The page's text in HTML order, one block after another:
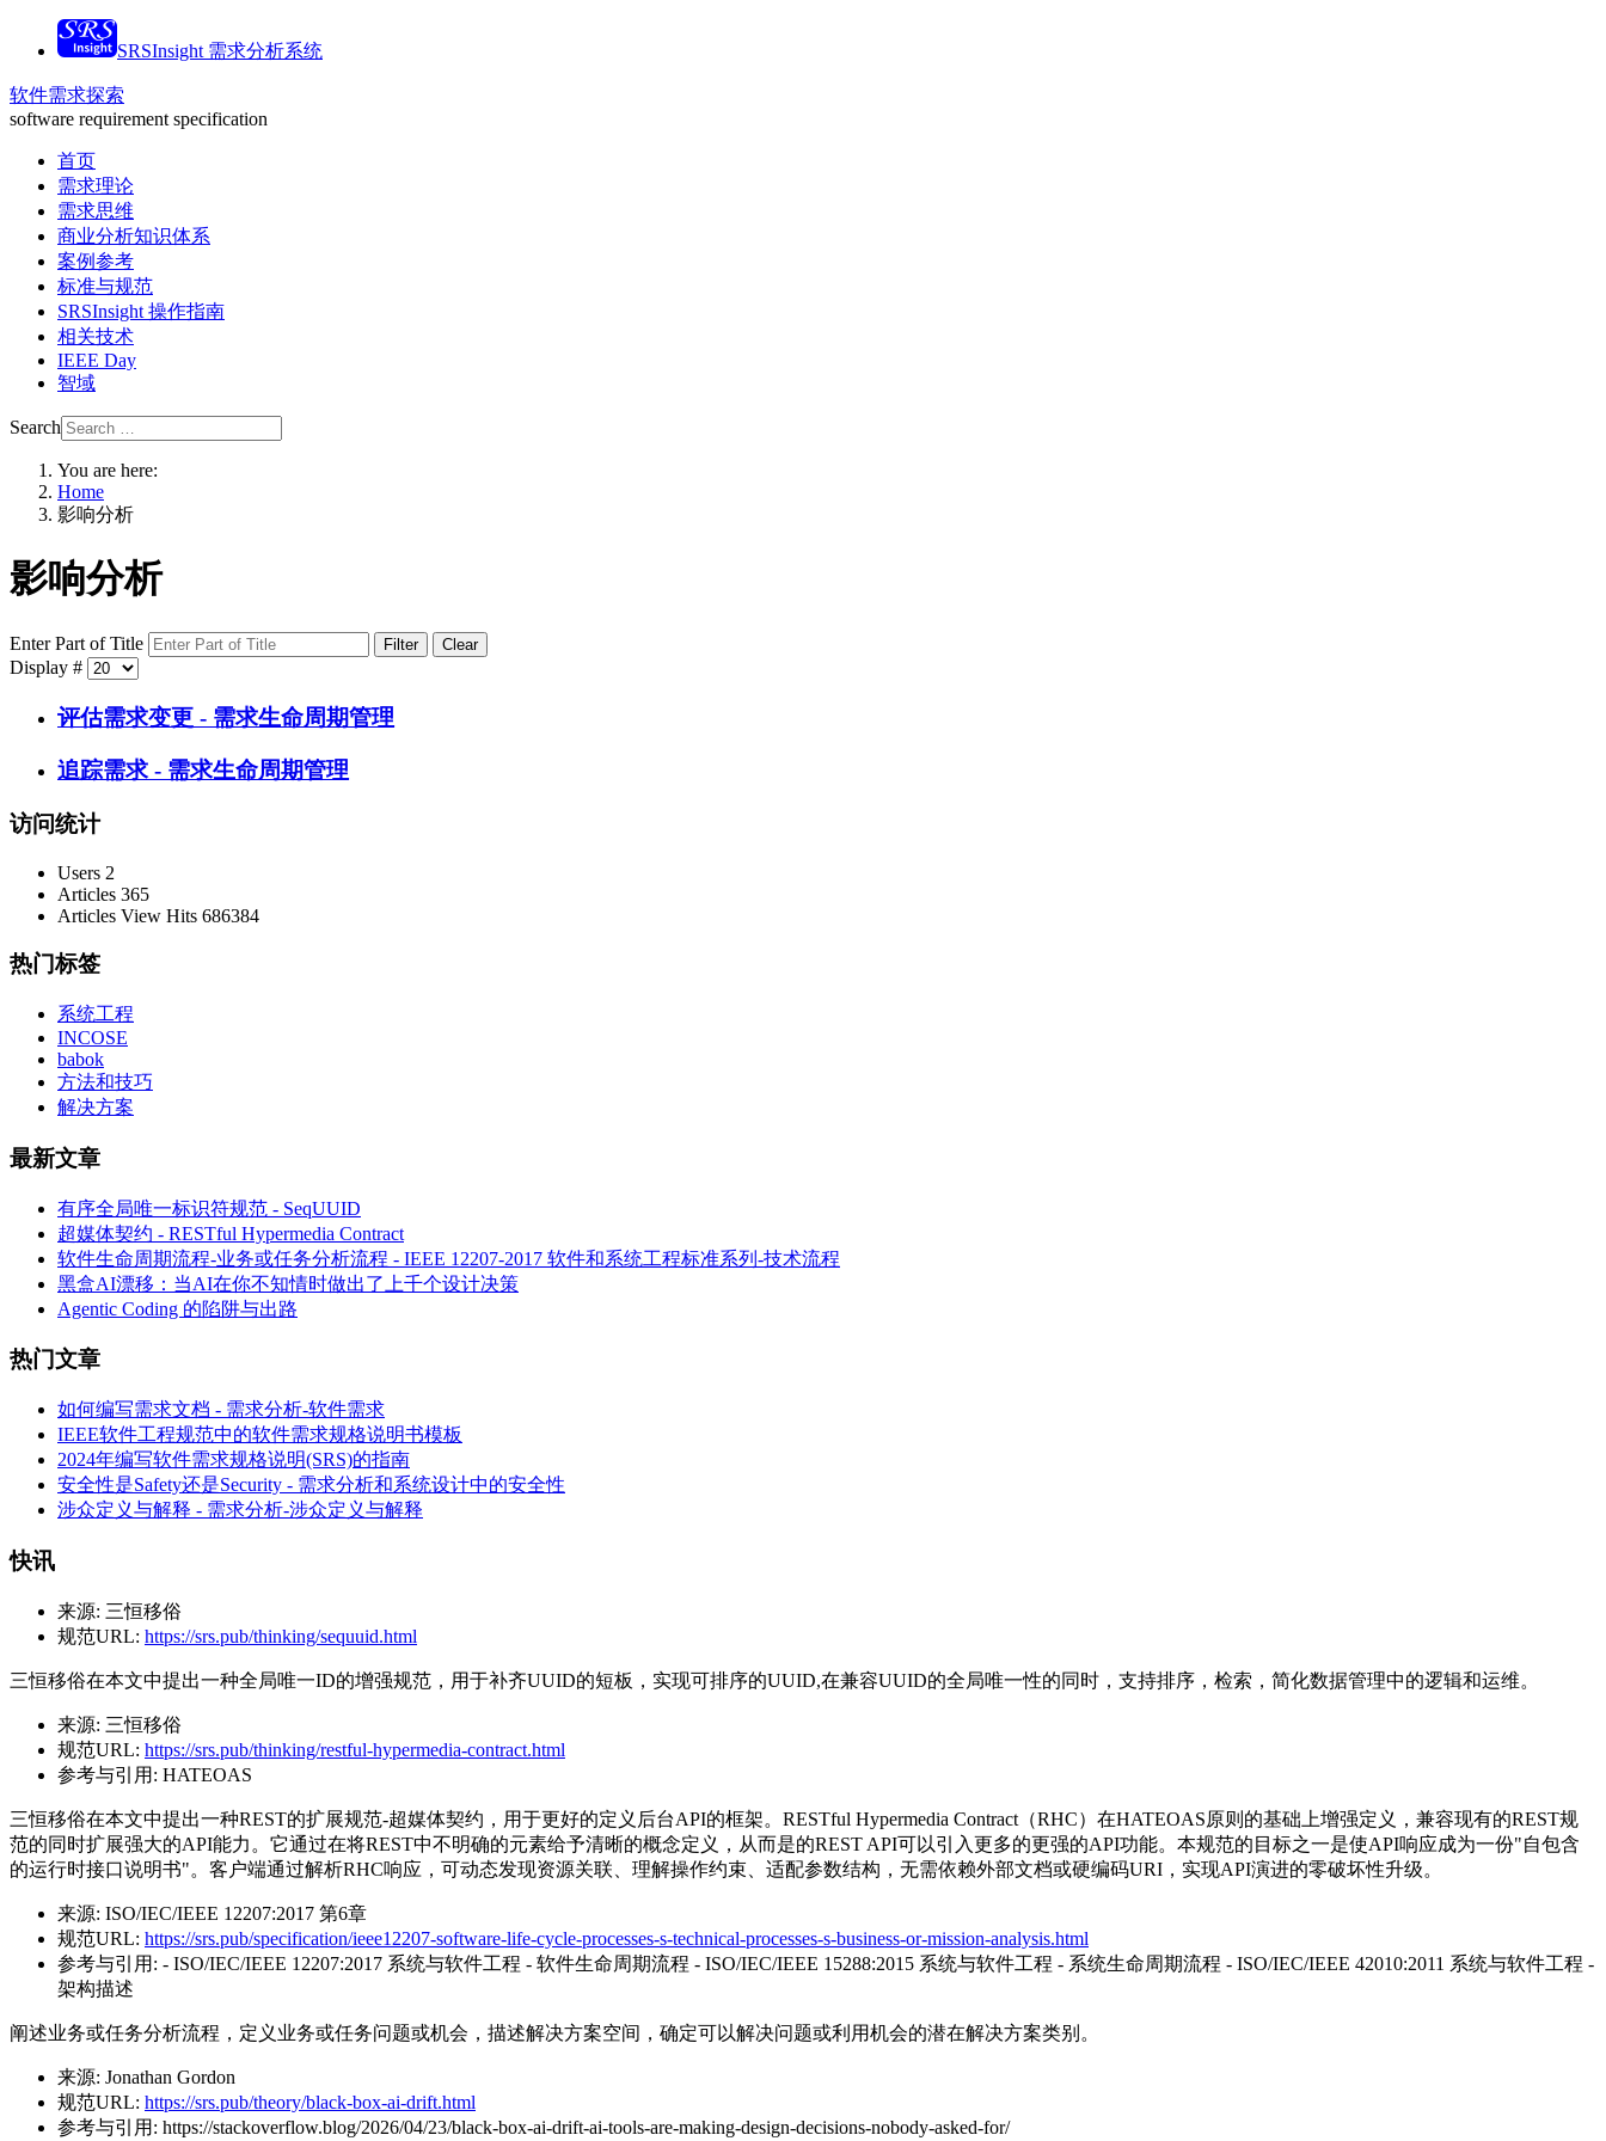
SRSInsight 需求分析系统
软件需求探索
software requirement specification
首页
需求理论
需求思维
商业分析知识体系
案例参考
标准与规范
SRSInsight 操作指南
相关技术
IEEE Day
智域
Search
You are here:
Home
影响分析
影响分析
Enter Part of Title Filter Clear
Display #
评估需求变更 - 需求生命周期管理
追踪需求 - 需求生命周期管理
访问统计
Users 2
Articles 365
Articles View Hits 686384
热门标签
系统工程
INCOSE
babok
方法和技巧
解决方案
最新文章
有序全局唯一标识符规范 - SeqUUID
超媒体契约 - RESTful Hypermedia Contract
软件生命周期流程-业务或任务分析流程 - IEEE 12207-2017 软件和系统工程标准系列-技术流程
黑盒AI漂移：当AI在你不知情时做出了上千个设计决策
Agentic Coding 的陷阱与出路
热门文章
如何编写需求文档 - 需求分析-软件需求
IEEE软件工程规范中的软件需求规格说明书模板
2024年编写软件需求规格说明(SRS)的指南
安全性是Safety还是Security - 需求分析和系统设计中的安全性
涉众定义与解释 - 需求分析-涉众定义与解释
快讯
来源: 三恒移俗
规范URL: https://srs.pub/thinking/sequuid.html
三恒移俗在本文中提出一种全局唯一ID的增强规范，用于补齐UUID的短板，实现可排序的UUID,在兼容UUID的全局唯一性的同时，支持排序，检索，简化数据管理中的逻辑和运维。
来源: 三恒移俗
规范URL: https://srs.pub/thinking/restful-hypermedia-contract.html
参考与引用: HATEOAS
三恒移俗在本文中提出一种REST的扩展规范-超媒体契约，用于更好的定义后台API的框架。RESTful Hypermedia Contract（RHC）在HATEOAS原则的基础上增强定义，兼容现有的REST规
范的同时扩展强大的API能力。它通过在将REST中不明确的元素给予清晰的概念定义，从而是的REST API可以引入更多的更强的API功能。本规范的目标之一是使API响应成为一份"自包含
的运行时接口说明书"。客户端通过解析RHC响应，可动态发现资源关联、理解操作约束、适配参数结构，无需依赖外部文档或硬编码URI，实现API演进的零破坏性升级。
来源: ISO/IEC/IEEE 12207:2017 第6章
规范URL: https://srs.pub/specification/ieee12207-software-life-cycle-processes-s-technical-processes-s-business-or-mission-analysis.html
参考与引用: - ISO/IEC/IEEE 12207:2017 系统与软件工程 - 软件生命周期流程 - ISO/IEC/IEEE 15288:2015 系统与软件工程 - 系统生命周期流程 - ISO/IEC/IEEE 42010:2011 系统与软件工程 -
架构描述
阐述业务或任务分析流程，定义业务或任务问题或机会，描述解决方案空间，确定可以解决问题或利用机会的潜在解决方案类别。
来源: Jonathan Gordon
规范URL: https://srs.pub/theory/black-box-ai-drift.html
参考与引用: https://stackoverflow.blog/2026/04/23/black-box-ai-drift-ai-tools-are-making-design-decisions-nobody-asked-for/